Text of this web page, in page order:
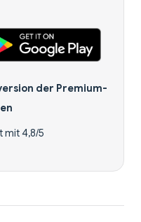
der Premium-
mit 4,8/5